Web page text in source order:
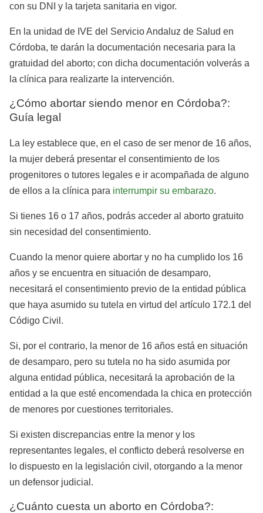
con su DNI y la tarjeta sanitaria en vigor.
En la unidad de IVE del Servicio Andaluz de Salud en
Córdoba, te darán la documentación necesaria para la
gratuidad del aborto; con dicha documentación volverás a
la clínica para realizarte la intervención.
¿Cómo abortar siendo menor en Córdoba?:
Guía legal
La ley establece que, en el caso de ser menor de 16 años,
la mujer deberá presentar el consentimiento de los
progenitores o tutores legales e ir acompañada de alguno
de ellos a la clínica para interrumpir su embarazo.
Si tienes 16 o 17 años, podrás acceder al aborto gratuito
sin necesidad del consentimiento.
Cuando la menor quiere abortar y no ha cumplido los 16
años y se encuentra en situación de desamparo,
necesitará el consentimiento previo de la entidad pública
que haya asumido su tutela en virtud del artículo 172.1 del
Código Civil.
Si, por el contrario, la menor de 16 años está en situación
de desamparo, pero su tutela no ha sido asumida por
alguna entidad pública, necesitará la aprobación de la
entidad a la que esté encomendada la chica en protección
de menores por cuestiones territoriales.
Si existen discrepancias entre la menor y los
representantes legales, el conflicto deberá resolverse en
lo dispuesto en la legislación civil, otorgando a la menor
un defensor judicial.
¿Cuánto cuesta un aborto en Córdoba?: